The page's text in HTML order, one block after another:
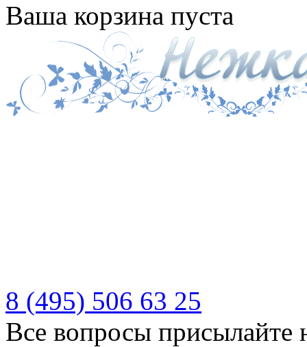
Ваша корзина пуста
8 (495) 506 63 25
Все вопросы присылайте